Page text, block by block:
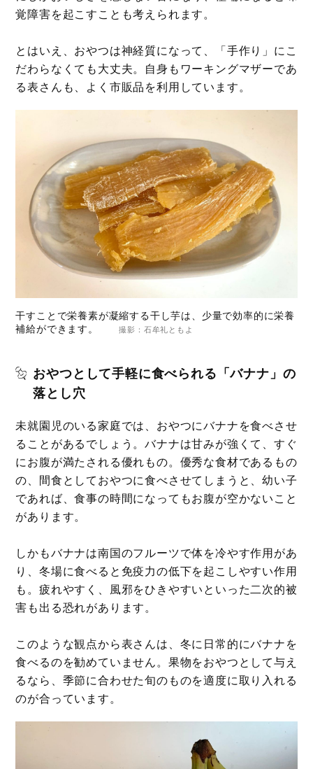
覚障害を起こすことも考えられます。
とはいえ、おやつは神経質になって、「手作り」にこ
だわらなくても大丈夫。自身もワーキングマザーであ
る表さんも、よく市販品を利用しています。
干すことで栄養素が凝縮する干し芋は、少量で効率的に栄養
補給ができます。撮影：石牟礼ともよ
おやつとして手軽に食べられる「バナナ」の
落とし穴
未就園児のいる家庭では、おやつにバナナを食べさせ
ることがあるでしょう。バナナは甘みが強くて、すぐ
にお腹が満たされる優れもの。優秀な食材であるもの
の、間食としておやつに食べさせてしまうと、幼い子
であれば、食事の時間になってもお腹が空かないこと
があります。
しかもバナナは南国のフルーツで体を冷やす作用があ
り、冬場に食べると免疫力の低下を起こしやすい作用
も。疲れやすく、風邪をひきやすいといった二次的被
害も出る恐れがあります。
このような観点から表さんは、冬に日常的にバナナを
食べるのを勧めていません。果物をおやつとして与え
るなら、季節に合わせた旬のものを適度に取り入れる
のが合っています。